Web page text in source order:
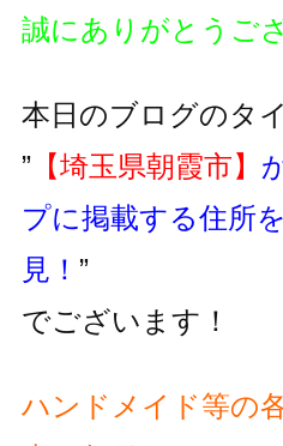
誠にありがとうご
本日のブログのタ
”【埼玉県朝霞市】
プに掲載する住所
見！ ”
でございます！
ハンドメイド等の